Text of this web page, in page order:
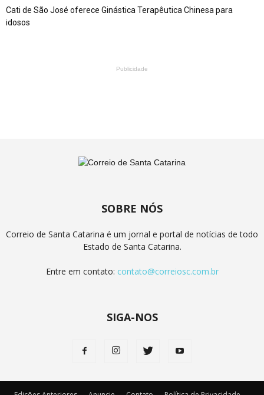
Cati de São José oferece Ginástica Terapêutica Chinesa para
idosos
Publicidade
SOBRE NÓS
Correio de Santa Catarina é um jornal e portal de notícias de todo
Estado de Santa Catarina.
Entre em contato: contato@correiosc.com.br
SIGA-NOS